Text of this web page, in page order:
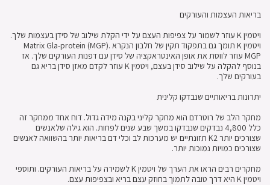
בריאות העצמות והעורקים
ויטמין K עוזר לשמור על צפיפות העצם על ידי הקלת שילוב של סידן בעצמות שלך.
ויטמין K תומך גם בתפקוד תקין של חלבון הנקרא Matrix Gla-protein (MGP).
MGP עוזר לווסת את אופן האינטראקציה של סידן עם דפנות העורקים שלך. אז
בנוסף להקלה על שילוב סידן בעצם, ויטמין K עוזר לקדם מאזן סידן בריא גם
בעורקים שלך.
יתרונות בריאותיים שנבדקו קלינית
מחקר הלב של רוטרדם הוא מחקר קליני בקנה מידה גדול. דוח אחד ממחקר זה
כלל 4,800 נבדקים שנבדקו במשך שבע שנים לפחות. הוא גילה שלאנשים
שצורכים יותר K2 תזונתיים יש מערכות לב וכלי דם בריאות יותר בהשוואה לאנשים
שצורכים כמויות נמוכות יותר.
מחקרים רבים הראו את הערך של ויטמין K לשמירה על בריאות העורקים. ותוספי
ויטמין K היא דרך טובה לתמוך בחוזק עצם בריא ובצפיפות עצם.